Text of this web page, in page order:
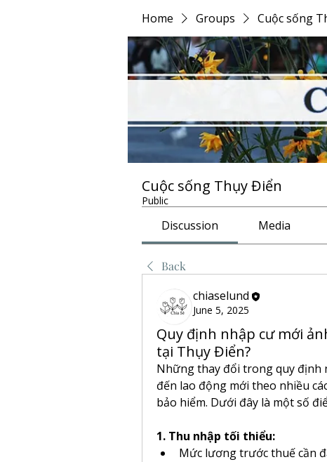
Home Groups Cuộc sống
Cuộc sống Thụy Điển
Public
Discussion Media
Back
chiaselund
June 5, 2025
Quy định nhập cư mới
tại Thụy Điển?
Những thay đổi trong quy định
đến lao động mới theo nhiều
bảo hiểm. Dưới đây là một số
1. Thu nhập tối thiểu:
Mức lương trước thuế cần